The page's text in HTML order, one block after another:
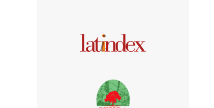
Affiliations/partenaires